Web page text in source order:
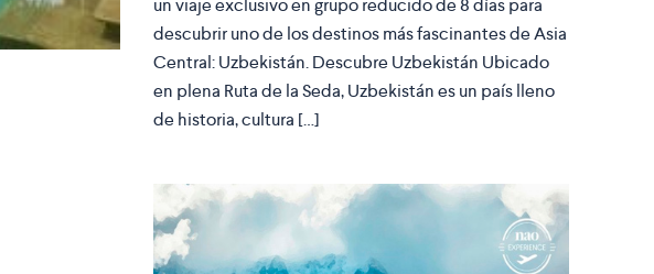
descubrir uno de los destinos más fascinantes de Asia
Central: Uzbekistán. Descubre Uzbekistán Ubicado
en plena Ruta de la Seda, Uzbekistán es un país lleno
de historia, cultura […]